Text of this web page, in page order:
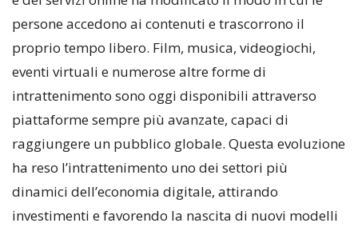
persone accedono ai contenuti e trascorrono il
proprio tempo libero. Film, musica, videogiochi,
eventi virtuali e numerose altre forme di
intrattenimento sono oggi disponibili attraverso
piattaforme sempre più avanzate, capaci di
raggiungere un pubblico globale. Questa evoluzione
ha reso l’intrattenimento uno dei settori più
dinamici dell’economia digitale, attirando
investimenti e favorendo la nascita di nuovi modelli